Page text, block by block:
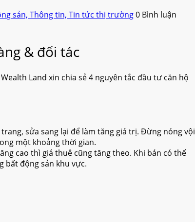
sản, Thông tin, Tin tức thị trường0 Bình luận
& đối tác
Land xin chia sẻ 4 nguyên tắc đầu tư căn hộ
sửa sang lại để làm tăng giá trị. Đừng nóng vội
một khoảng thời gian.
cao thì giá thuê cũng tăng theo. Khi bán có thể
bất động sản khu vực.